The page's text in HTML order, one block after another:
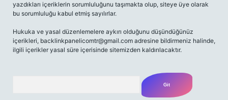
yazdıkları içeriklerin sorumluluğunu taşımakta olup, siteye üye olarak
bu sorumluluğu kabul etmiş sayılırlar.
Hukuka ve yasal düzenlemelere aykırı olduğunu düşündüğünüz
içerikleri, backlinkpanelicomtr@gmail.com adresine bildirmeniz halinde,
ilgili içerikler yasal süre içerisinde sitemizden kaldırılacaktır.